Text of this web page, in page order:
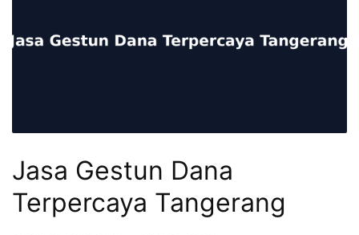
Jasa Gestun Dana
Terpercaya Tangerang